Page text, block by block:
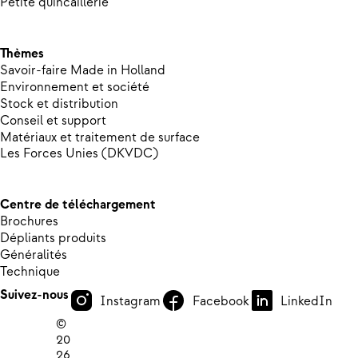
Thèmes
Savoir-faire Made in Holland
Environnement et société
Stock et distribution
Conseil et support
Matériaux et traitement de surface
Les Forces Unies (DKVDC)
Centre de téléchargement
Brochures
Dépliants produits
Généralités
Technique
Suivez-nous
Instagram Facebook
LinkedIn
©
20